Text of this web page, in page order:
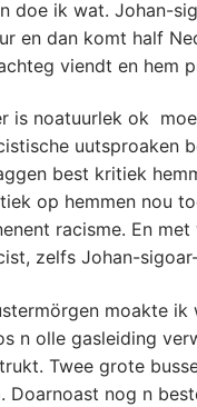
doe ik wat. Johan-
en dan komt half
viendt en hem
is noatuurlek ok
uutsproaken
best kritiek
op hemmen nou
racisme. En
zelfs Johan-
moakte ik
n olle gasleiding
Twee grote
Doarnoast nog n